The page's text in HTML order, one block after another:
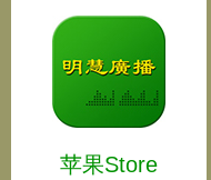
苹果Store